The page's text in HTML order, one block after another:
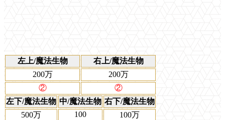
左上/魔法生物
右上/魔法生物
200万
200万
②
②
左下/魔法生物 中/魔法生物 右下/魔法生物
500万
100
100万